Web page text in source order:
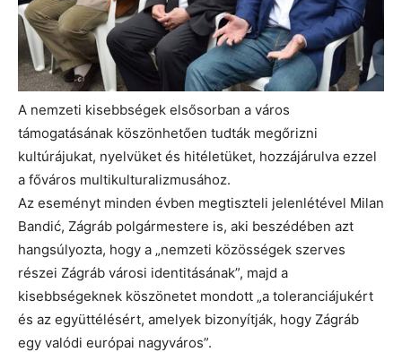
A nemzeti kisebbségek elsősorban a város
támogatásának köszönhetően tudták megőrizni
kultúrájukat, nyelvüket és hitéletüket, hozzájárulva ezzel
a főváros multikulturalizmusához.
Az eseményt minden évben megtiszteli jelenlétével Milan
Bandić, Zágráb polgármestere is, aki beszédében azt
hangsúlyozta, hogy a „nemzeti közösségek szerves
részei Zágráb városi identitásának”, majd a
kisebbségeknek köszönetet mondott „a toleranciájukért
és az együttélésért, amelyek bizonyítják, hogy Zágráb
egy valódi európai nagyváros”.